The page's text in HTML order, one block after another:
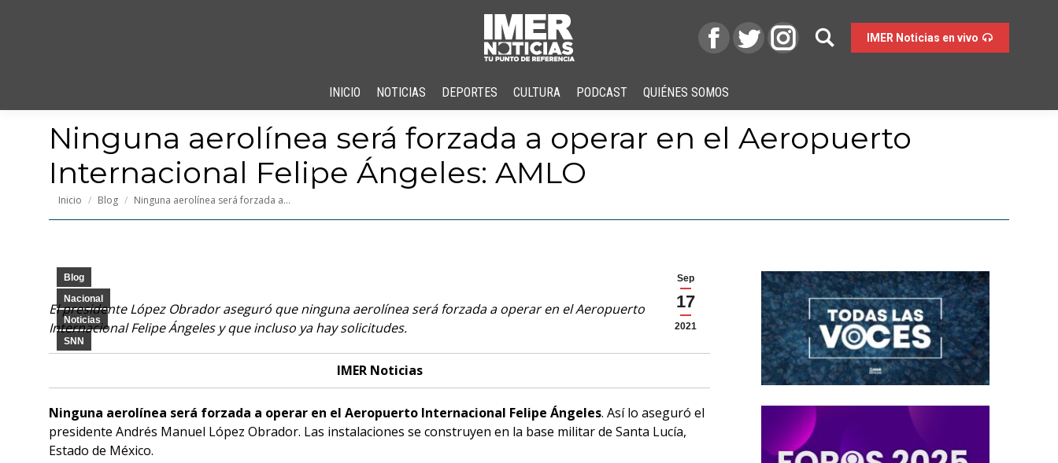
IMER Noticias en vivo
INICIO NOTICIAS DEPORTES CULTURA PODCAST QUIÉNES SOMOS
Ninguna aerolínea será forzada a operar en el Aeropuerto
Internacional Felipe Ángeles: AMLO
Estás aquí:
Inicio Blog Ninguna aerolínea será forzada a…
Sep
17
2021
Blog
Nacional
Noticias
SNN
El presidente López Obrador aseguró que ninguna aerolínea será forzada a operar en el Aeropuerto
Internacional Felipe Ángeles y que incluso ya hay solicitudes.
IMER Noticias
Ninguna aerolínea será forzada a operar en el Aeropuerto Internacional Felipe Ángeles. Así lo aseguró el
presidente Andrés Manuel López Obrador. Las instalaciones se construyen en la base militar de Santa Lucía,
Estado de México.